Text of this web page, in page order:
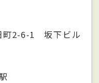
町2-6-1 坂下ビル